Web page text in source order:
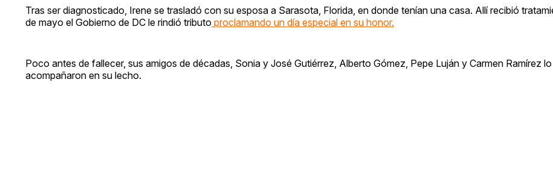
Tras ser diagnosticado, Irene se trasladó con su esposa a Sarasota, Florida, en donde tenían una casa. Allí recibió
de mayo el Gobierno de DC le rindió tributo proclamando un día especial en su honor.
Poco antes de fallecer, sus amigos de décadas, Sonia y José Gutiérrez, Alberto Gómez, Pepe Luján y Carmen Ramírez lo
acompañaron en su lecho.